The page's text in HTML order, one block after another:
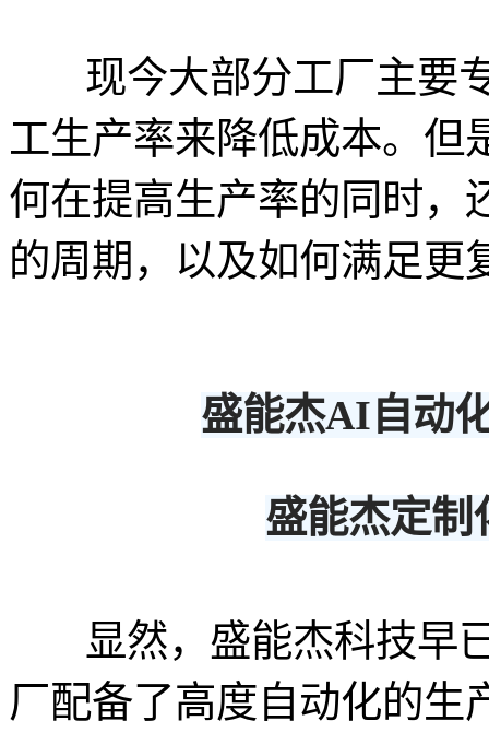
现今大部分工厂主要
工生产率来降低成本。但
何在提高生产率的同时，
的周期，以及如何满足
盛能杰AI自动
盛能杰定制
显然，盛能杰科技早
厂配备了高度自动化的生